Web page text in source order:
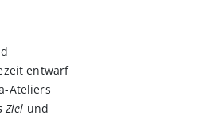
entwarf
Ateliers
Ziel und